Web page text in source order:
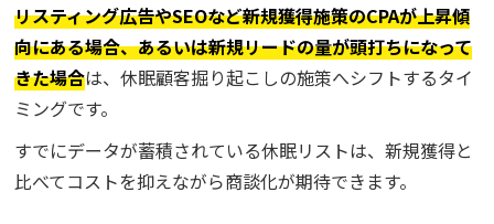
リスティング広告やSEOなど新規獲得施策のCPAが上昇傾
向にある場合、あるいは新規リードの量が頭打ちになって
きた場合は、休眠顧客掘り起こしの施策へシフトするタイ
ミングです。
すでにデータが蓄積されている休眠リストは、新規獲得と
比べてコストを抑えながら商談化が期待できます。